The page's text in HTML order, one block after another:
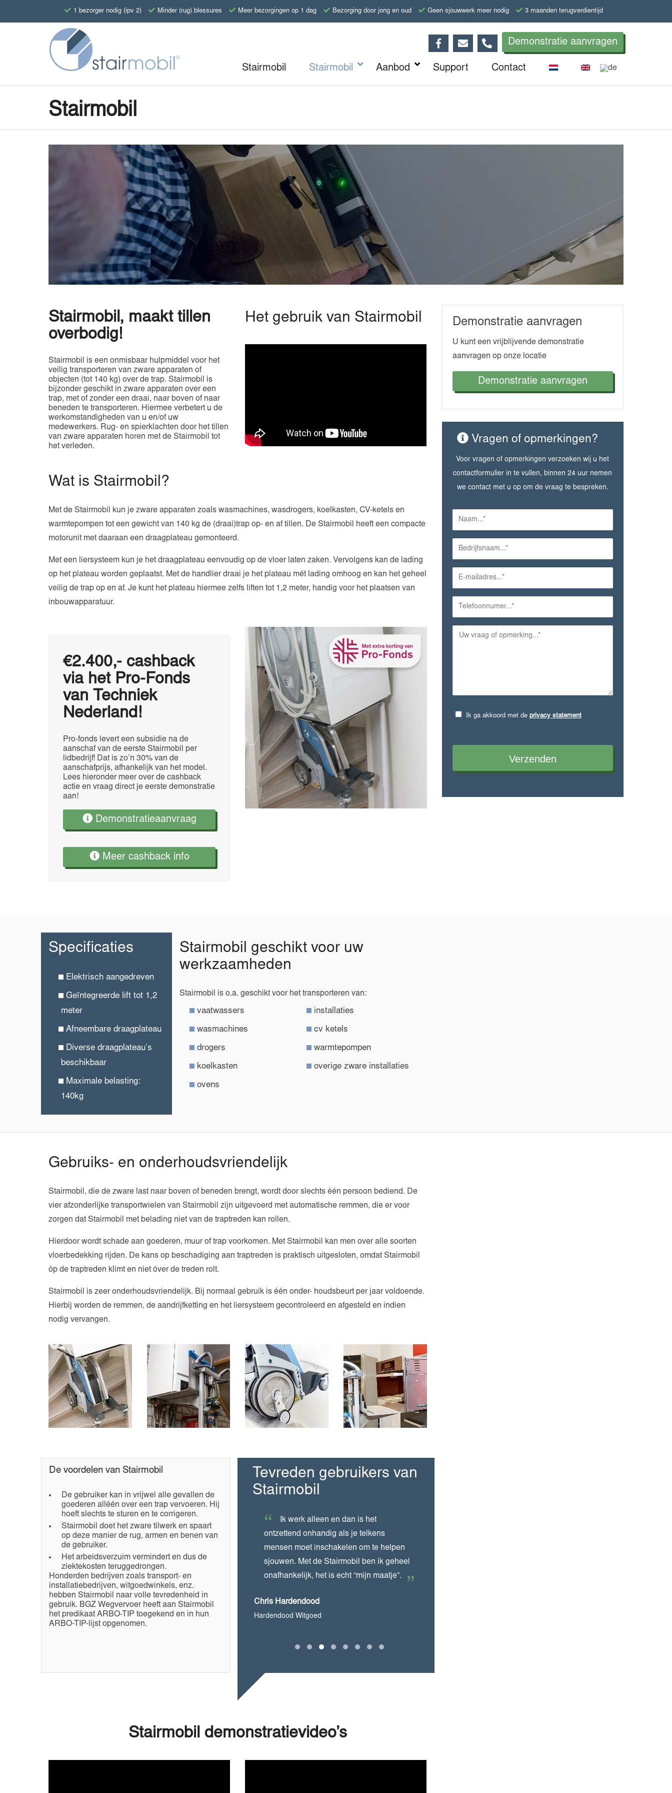
1 bezorger nodig (ipv 2) Minder (rug) blessures Meer bezorgingen op 1 dag Bezorging door jong en oud Geen sjouwwerk meer nodig 3 maanden terugverdientijd
Demonstratie aanvragen
Stairmobil Stairmobil Aanbod Support Contact
Stairmobil
Stairmobil, maakt tillen
overbodig!
Stairmobil is een onmisbaar hulpmiddel voor het
veilig transporteren van zware apparaten of
objecten (tot 140 kg) over de trap. Stairmobil is
bijzonder geschikt in zware apparaten over een
trap, met of zonder een draai, naar boven of naar
beneden te transporteren. Hiermee verbetert u de
werkomstandigheden van u en/of uw
medewerkers. Rug- en spierklachten door het tillen
van zware apparaten horen met de Stairmobil tot
het verleden.
Het gebruik van Stairmobil
Wat is Stairmobil?
Met de Stairmobil kun je zware apparaten zoals wasmachines, wasdrogers, koelkasten, CV-ketels en
warmtepompen tot een gewicht van 140 kg de (draai)trap op- en af tillen. De Stairmobil heeft een compacte
motorunit met daaraan een draagplateau gemonteerd.
Met een liersysteem kun je het draagplateau eenvoudig op de vloer laten zaken. Vervolgens kan de lading
op het plateau worden geplaatst. Met de handlier draai je het plateau mét lading omhoog en kan het geheel
veilig de trap op en af. Je kunt het plateau hiermee zelfs liften tot 1,2 meter, handig voor het plaatsen van
inbouwapparatuur.
€2.400,- cashback
via het Pro-Fonds
van Techniek
Nederland!
Pro-fonds levert een subsidie na de
aanschaf van de eerste Stairmobil per
lidbedrijf! Dat is zo’n 30% van de
aanschafprijs, afhankelijk van het model.
Lees hieronder meer over de cashback
actie en vraag direct je eerste demonstratie
aan!
Demonstratieaanvraag
Meer cashback info
Specificaties
Elektrisch aangedreven
Geïntegreerde lift tot 1,2
meter
Afneembare draagplateau
Diverse draagplateau’s
beschikbaar
Maximale belasting:
140kg
Stairmobil geschikt voor uw
werkzaamheden
Stairmobil is o.a. geschikt voor het transporteren van:
vaatwassers
wasmachines
drogers
koelkasten
ovens
installaties
cv ketels
warmtepompen
overige zware installaties
Gebruiks- en onderhoudsvriendelijk
Stairmobil, die de zware last naar boven of beneden brengt, wordt door slechts één persoon bediend. De
vier afzonderlijke transportwielen van Stairmobil zijn uitgevoerd met automatische remmen, die er voor
zorgen dat Stairmobil met belading niet van de traptreden kan rollen.
Hierdoor wordt schade aan goederen, muur of trap voorkomen. Met Stairmobil kan men over alle soorten
vloerbedekking rijden. De kans op beschadiging aan traptreden is praktisch uitgesloten, omdat Stairmobil
óp de traptreden klimt en niet óver de treden rolt.
Stairmobil is zeer onderhoudsvriendelijk. Bij normaal gebruik is één onder- houdsbeurt per jaar voldoende.
Hierbij worden de remmen, de aandrijfketting en het liersysteem gecontroleerd en afgesteld en indien
nodig vervangen.
De voordelen van Stairmobil
De gebruiker kan in vrijwel alle gevallen de
goederen alléén over een trap vervoeren. Hij
hoeft slechts te sturen en te corrigeren.
Stairmobil doet het zware tilwerk en spaart
op deze manier de rug, armen en benen van
de gebruiker.
Het arbeidsverzuim vermindert en dus de
ziektekosten teruggedrongen.
Honderden bedrijven zoals transport- en
installatiebedrijven, witgoedwinkels, enz.
hebben Stairmobil naar volle tevredenheid in
gebruik. BGZ Wegvervoer heeft aan Stairmobil
het predikaat ARBO-TIP toegekend en in hun
ARBO-TIP-lijst opgenomen.
Tevreden gebruikers van
Stairmobil
Ik werk alleen en dan is het
ontzettend onhandig als je telkens
mensen moet inschakelen om te helpen
sjouwen. Met de Stairmobil ben ik geheel
onafhankelijk, het is echt “mijn maatje”.
Chris Hardendood
Hardendood Witgoed
Stairmobil demonstratievideo’s
Demonstratie aanvragen
U kunt een vrijblijvende demonstratie
aanvragen op onze locatie
Demonstratie aanvragen
Vragen of opmerkingen?
Voor vragen of opmerkingen verzoeken wij u het
contactformulier in te vullen, binnen 24 uur nemen
we contact met u op om de vraag te bespreken.
Ik ga akkoord met de privacy statement